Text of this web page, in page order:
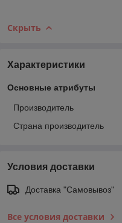
Скрыть
Характеристики
Основные атрибуты
Производитель
Страна производитель
Условия доставки
Доставка "Самовывоз"
Все условия доставки